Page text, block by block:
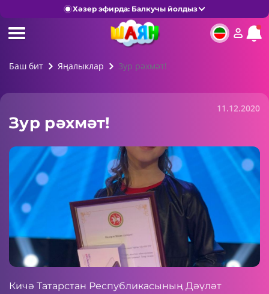
Хәзер эфирда: Балкучы йолдыз
Баш бит Яңалыклар Зур рәхмәт!
11.12.2020
Зур рәхмәт!
Кичә Татарстан Республикасының Дәүләт